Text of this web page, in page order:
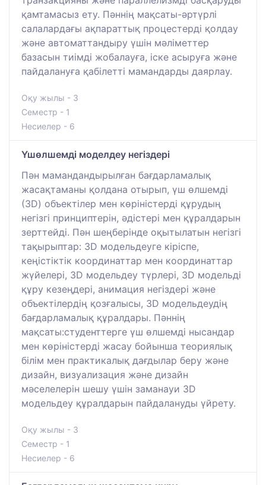
қамтамасыз ету. Пәннің мақсаты-әртүрлі
салалардағы ақпараттық процестерді қолдау
және автоматтандыру үшін мәліметтер
базасын тиімді жобалауға, іске асыруға және
пайдалануға қабілетті мамандарды даярлау.
Оқу жылы - 3
Семестр - 1
Несиелер - 6
Үшөлшемді моделдеу негіздері
Пән мамандандырылған бағдарламалық
жасақтаманы қолдана отырып, үш өлшемді
(3D) объектілер мен көріністерді құрудың
негізгі принциптерін, әдістері мен құралдарын
зерттейді. Пән шеңберінде оқытылатын негізгі
тақырыптар: 3D модельдеуге кіріспе,
кеңістіктік координаттар мен координаттар
жүйелері, 3D модельдеу түрлері, 3D модельді
құру кезеңдері, анимация негіздері және
объектілердің қозғалысы, 3D модельдеудің
бағдарламалық құралдары. Пәннің
мақсаты:студенттерге үш өлшемді нысандар
мен көріністерді жасау бойынша теориялық
білім мен практикалық дағдылар беру және
дизайн, визуализация және дизайн
мәселелерін шешу үшін заманауи 3D
модельдеу құралдарын пайдалануды үйрету.
Оқу жылы - 3
Семестр - 1
Несиелер - 6